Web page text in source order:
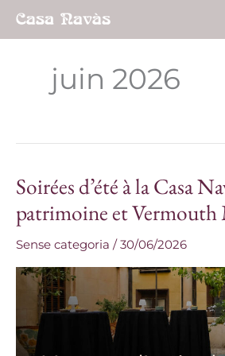
Aller
juin 2026
Soirées d’été à la Casa
patrimoine et
Sense categoria /30/06/2026
Soirées
à
la
Casa
Navàs
culture,